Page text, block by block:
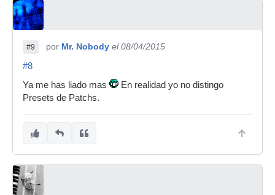
#9 por Mr. Nobody el 08/04/2015
#8
Ya me has liado mas
En realidad yo no distingo
Presets de Patchs.